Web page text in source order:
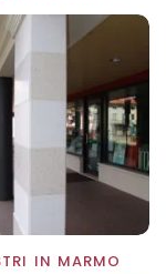
IN MARMO